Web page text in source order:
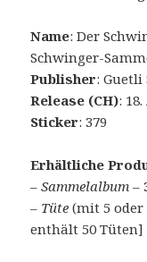
Name: Der
Schwinger-
Publisher: Guetli
Release (CH):
Sticker: 379
Erhältliche
–Sammelalbum –
– Tüte (mit 5 oder
enthält 50 Tüten]